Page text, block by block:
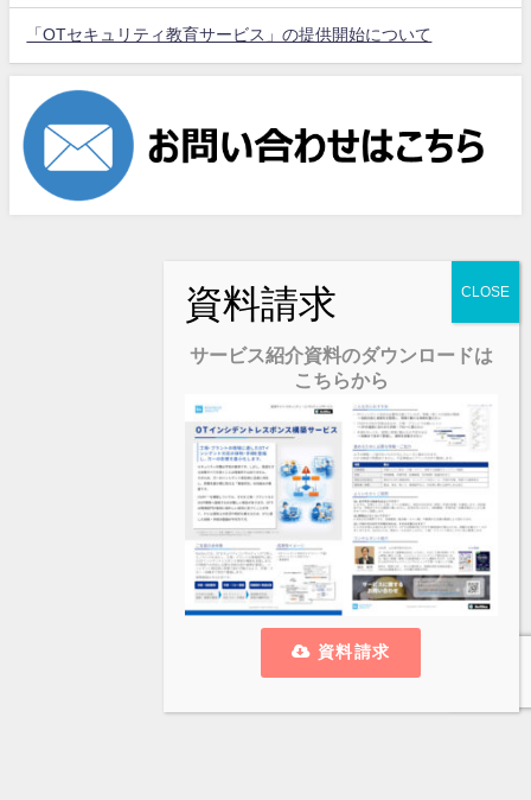
「OTセキュリティ教育サービス」の提供開始について
サービス紹介資料のダウンロードは
こちらから
資料請求